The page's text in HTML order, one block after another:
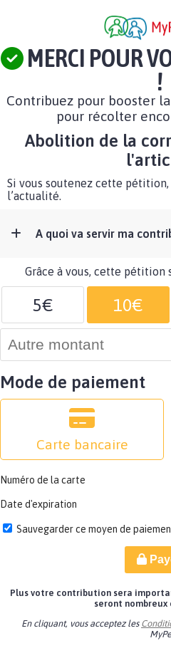
MERCI POUR
!
Contribuez pour booster
pour récolter
Abolition de la
Si vous soutenez cette pétition,
l’actualité.
A quoi va servir ma
Grâce à vous, cette pétition
5€ 10€
Mode de paiement
Carte bancaire
Numéro de la carte
Date d'expiration
Sauvegarder ce moyen de
Plus votre contribution sera
seront
En cliquant, vous acceptez les